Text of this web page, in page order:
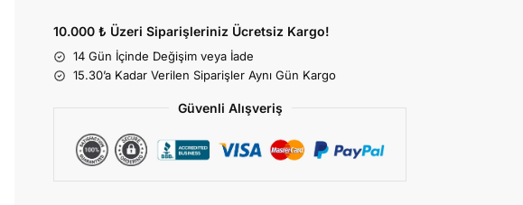
10.000 ₺ Üzeri Siparişleriniz Ücretsiz Kargo!
14 Gün İçinde Değişim veya İade
15.30’a Kadar Verilen Siparişler Aynı Gün Kargo
Güvenli Alışveriş